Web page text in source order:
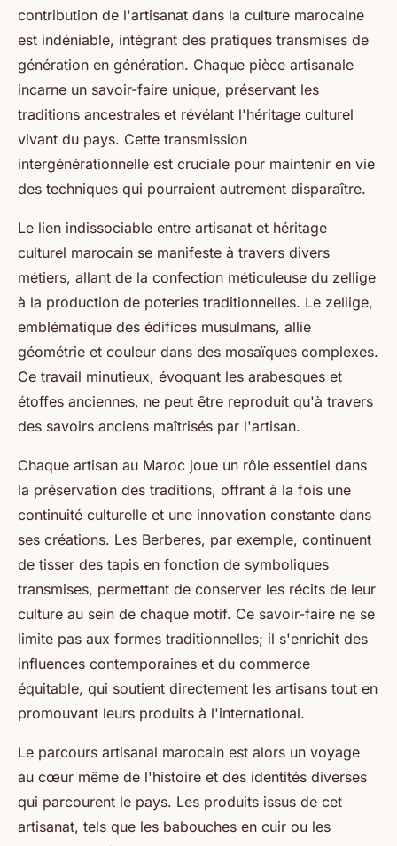
contribution de l'artisanat dans la culture marocaine
est indéniable, intégrant des pratiques transmises de
génération en génération. Chaque pièce artisanale
incarne un savoir-faire unique, préservant les
traditions ancestrales et révélant l'héritage culturel
vivant du pays. Cette transmission
intergénérationnelle est cruciale pour maintenir en vie
des techniques qui pourraient autrement disparaître.
Le lien indissociable entre artisanat et héritage
culturel marocain se manifeste à travers divers
métiers, allant de la confection méticuleuse du zellige
à la production de poteries traditionnelles. Le zellige,
emblématique des édifices musulmans, allie
géométrie et couleur dans des mosaïques complexes.
Ce travail minutieux, évoquant les arabesques et
étoffes anciennes, ne peut être reproduit qu'à travers
des savoirs anciens maîtrisés par l'artisan.
Chaque artisan au Maroc joue un rôle essentiel dans
la préservation des traditions, offrant à la fois une
continuité culturelle et une innovation constante dans
ses créations. Les Berberes, par exemple, continuent
de tisser des tapis en fonction de symboliques
transmises, permettant de conserver les récits de leur
culture au sein de chaque motif. Ce savoir-faire ne se
limite pas aux formes traditionnelles; il s'enrichit des
influences contemporaines et du commerce
équitable, qui soutient directement les artisans tout en
promouvant leurs produits à l'international.
Le parcours artisanal marocain est alors un voyage
au cœur même de l'histoire et des identités diverses
qui parcourent le pays. Les produits issus de cet
artisanat, tels que les babouches en cuir ou les